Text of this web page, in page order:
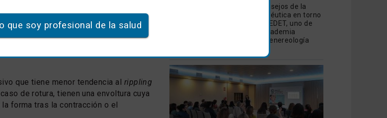
Revisamos las opiniones y consejos de la
Dermatología Estética y Terapéutica en torno
a las manchas de manos de GEDET, uno de
los Grupos de Trabajo de la Academia
Española de Dermatología y Venereología
Nanotexturizadas:con rugosidad de
el proceso de texturizado. Son una
con más riesgo de contractura
que tiene menor tendencia al rippling
de rotura, tienen una envoltura cuya
forma tras la contracción o el
que soy profesional de la salud